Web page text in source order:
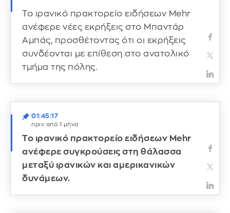
Το ιρανικό πρακτορείο ειδήσεων Mehr
ανέφερε νέες εκρήξεις στο Μπαντάρ
Αμπάς, προσθέτοντας ότι οι εκρήξεις
συνδέονται με επίθεση στο ανατολικό
τμήμα της πόλης.
01:45:17
πριν από 1 μήνα
Το ιρανικό πρακτορείο ειδήσεων Mehr
ανέφερε συγκρούσεις στη θάλασσα
μεταξύ ιρανικών και αμερικανικών
δυνάμεων.